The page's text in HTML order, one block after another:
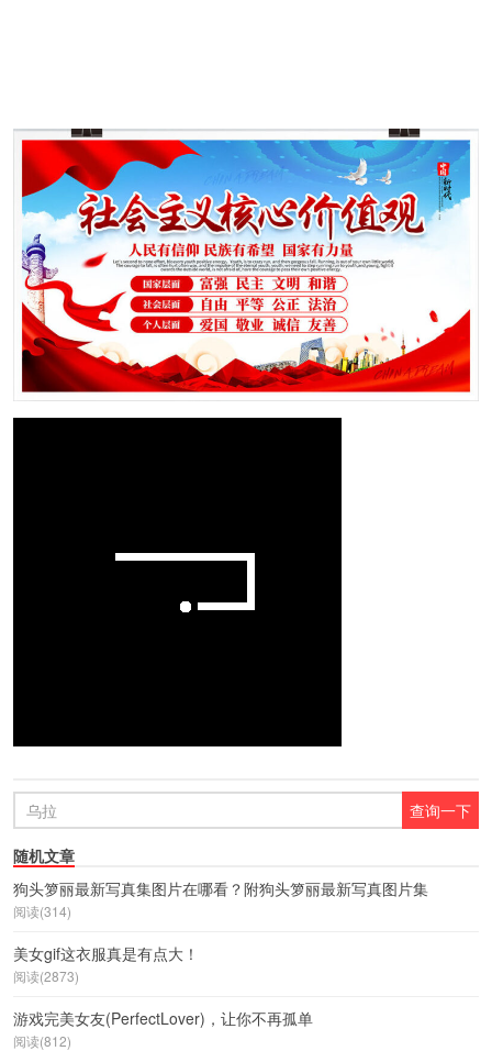
随机文章
狗头箩丽最新写真集图片在哪看？附狗头箩丽最新写真图片集
阅读(314)
美女gif这衣服真是有点大！
阅读(2873)
游戏完美女友(PerfectLover)，让你不再孤单
阅读(812)